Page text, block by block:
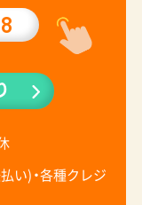
い)・各種クレジ